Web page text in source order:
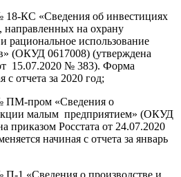
18-КС «Сведения об инвестициях
направленных на охрану
рациональное использование
(ОКУД 0617008) (утверждена
15.07.2020 № 383). Форма
с отчета за 2020 год;
ПМ-пром «Сведения о
малым предприятием» (ОКУД
приказом Росстата от 24.07.2020
начиная с отчета за январь